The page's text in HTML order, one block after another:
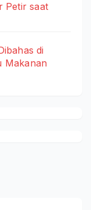
Petir saat
di
Makanan